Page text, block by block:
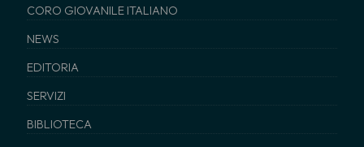
CORO GIOVANILE ITALIANO
NEWS
EDITORIA
SERVIZI
BIBLIOTECA